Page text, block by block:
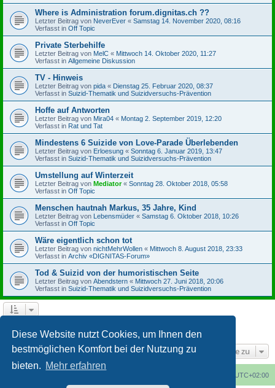
Diese Website nutzt Cookies, um Ihnen den
bestmöglichen Komfort bei der Nutzung zu
bieten. Mehr erfahren
Where is Administration forum.dignitas.ch ??
Letzter Beitrag von NeverEver « Samstag 14. November 2020, 08:16
Verfasst in Off Topic
Private Sterbehilfe
Letzter Beitrag von MelC « Mittwoch 14. Oktober 2020, 11:27
Verfasst in Allgemeine Diskussion
TV - Hinweis
Letzter Beitrag von pida « Dienstag 25. Februar 2020, 08:37
Verfasst in Suizid-Thematik und Suizidversuchs-Prävention
Hoffe auf Antworten
Letzter Beitrag von Mira04 « Montag 2. September 2019, 12:20
Verfasst in Rat und Tat
Mindestens 6 Suizide von Love-Parade Überlebenden
Letzter Beitrag von Erloesung « Sonntag 6. Januar 2019, 13:47
Verfasst in Suizid-Thematik und Suizidversuchs-Prävention
Umstellung auf Winterzeit
Letzter Beitrag von Mediator« Sonntag 28. Oktober 2018, 05:58
Verfasst in Off Topic
Menschen hautnah Markus, 35 Jahre, Kind
Letzter Beitrag von Lebensmüder « Samstag 6. Oktober 2018, 10:26
Verfasst in Off Topic
Wäre eigentlich schon tot
Letzter Beitrag von nichtMehrWollen « Mittwoch 8. August 2018, 23:33
Verfasst in Archiv «DIGNITAS-Forum»
Tod & Suizid von der humoristischen Seite
Letzter Beitrag von Abendstern « Mittwoch 27. Juni 2018, 20:06
Verfasst in Suizid-Thematik und Suizidversuchs-Prävention
Gehe zu
UTC+02:00